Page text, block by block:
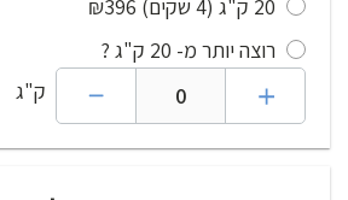
20 ק"ג
(4 שקים)
₪396
רוצה יותר מ- 20 ק"ג ?
ק"ג